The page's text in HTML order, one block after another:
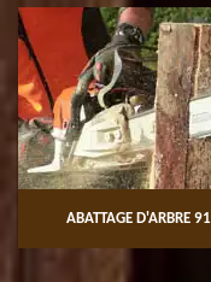
ABATTAGE D'ARBRE 91